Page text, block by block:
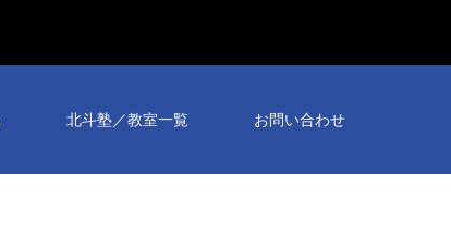
北斗塾／教室一覧 お問い合わせ